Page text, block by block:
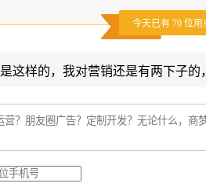
今天已有 70位用
是这样的，我对营销还是有两下子